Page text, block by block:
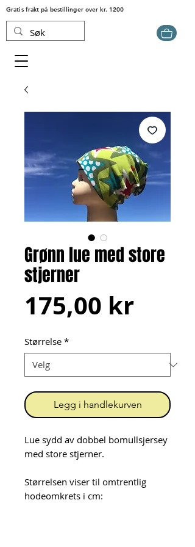
Gratis frakt på bestillinger over kr. 1200
Grønn lue med store
stjerner
175,00 krPris
Størrelse *
Legg i handlekurven
Lue sydd av dobbel bomullsjersey
med store stjerner.
Størrelsen viser til omtrentlig
hodeomkrets i cm: